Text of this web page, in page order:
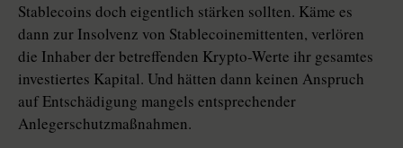
Stablecoins doch eigentlich stärken sollten. Käme es
dann zur Insolvenz von Stablecoin­emittenten, verlören
die Inhaber der betreffenden Krypto-Werte ihr gesamtes
investiertes Kapital. Und hätten dann keinen Anspruch
auf Entschädigung mangels entsprechender
Anlegerschutzmaßnahmen.